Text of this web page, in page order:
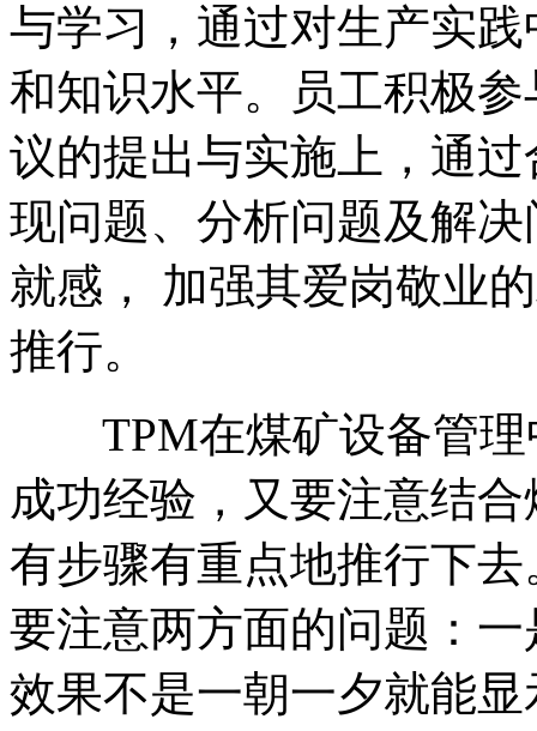
与学习，通过对生产实
和知识水平。员工积极
议的提出与实施上，通
现问题、分析问题及解
就感， 加强其爱岗敬业
推行。
TPM在煤矿设备管理
成功经验，又要注意结
有步骤有重点地推行下
要注意两方面的问题：
效果不是一朝一夕就能